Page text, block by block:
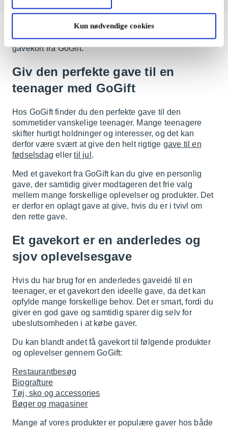
Kun nødvendige cookies
Find nemt gode gaver til teenagere med et smart
gavekort fra GoGift.
Giv den perfekte gave til en
teenager med GoGift
Hos GoGift finder du den perfekte gave til den
sommetider vanskelige teenager. Mange teenagere
skifter hurtigt holdninger og interesser, og det kan
derfor være svært at give den helt rigtige gave til en
fødselsdag ellertil jul .
Med et gavekort fra GoGift kan du give en personlig
gave, der samtidig giver modtageren det frie valg
mellem mange forskellige oplevelser og produkter. Det
er derfor en oplagt gave at give, hvis du er i tvivl om
den rette gave.
Et gavekort er en anderledes og
sjov oplevelsesgave
Hvis du har brug for en anderledes gaveidé til en
teenager, er et gavekort den ideelle gave, da det kan
opfylde mange forskellige behov. Det er smart, fordi du
giver en god gave og samtidig sparer dig selv for
ubeslutsomheden i at købe gaver.
Du kan blandt andet få gavekort til følgende produkter
og oplevelser gennem GoGift:
Restaurantbesøg
Biografture
Tøj, sko og accessories
Bøger og magasiner
Mange af vores produkter er populære gaver hos både